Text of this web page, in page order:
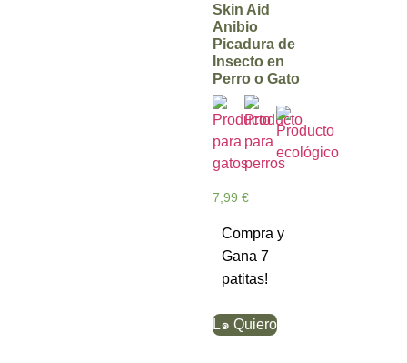
Skin Aid
Anibio
Picadura de
Insecto en
Perro o Gato
7,99 €
Compra y
Gana 7
patitas!
L๑ Quiero